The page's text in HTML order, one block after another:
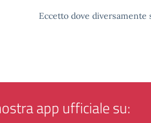
Eccetto dove
app ufficiale su: